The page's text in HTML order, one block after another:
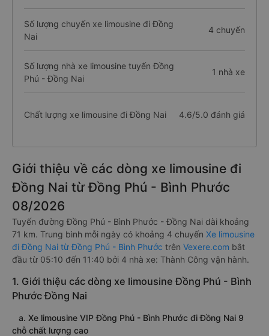
Số lượng chuyến xe limousine đi Đồng
Nai
4 chuyến
Số lượng nhà xe limousine tuyến Đồng
Phú - Đồng Nai
1 nhà xe
Chất lượng xe limousine đi Đồng Nai 4.6/5.0 đánh giá
Giới thiệu về các dòng xe limousine đi
Đồng Nai từ Đồng Phú - Bình Phước
08/2026
Tuyến đường Đồng Phú - Bình Phước - Đồng Nai dài khoảng
71 km. Trung bình mỗi ngày có khoảng 4 chuyến Xe limousine
đi Đồng Nai từ Đồng Phú - Bình Phước trên Vexere.com bắt
đầu từ 05:10 đến 11:40 bởi 4 nhà xe: Thành Công vận hành.
1. Giới thiệu các dòng xe limousine Đồng Phú - Bình
Phước Đồng Nai
a. Xe limousine VIP Đồng Phú - Bình Phước đi Đồng Nai 9
chỗ chất lượng cao